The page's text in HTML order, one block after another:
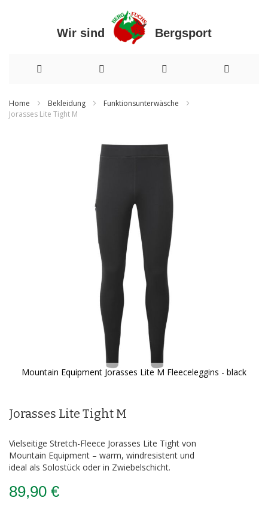
Wir sind Bergsport
zum
Home Bekleidung
Funktionsunterwäsche
Jorasses Lite Tight M
Mountain Equipment Jorasses Lite M Fleeceleggins - black
der
Bildergalerie
Jorasses Lite Tight M
Vielseitige Stretch-Fleece Jorasses Lite Tight von
Mountain Equipment – warm, windresistent und
ideal als Solo­stück oder in Zwiebelschicht.
89,90 €